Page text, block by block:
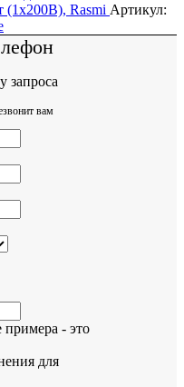
(1х200В), Rasmi Артикул:
запроса
вам
- это
для